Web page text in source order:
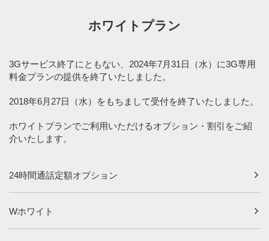
ホワイトプラン
3Gサービス終了にともない、2024年7月31日（水）に3G専用
料金プランの提供を終了いたしました。
2018年6月27日（水）をもちまして受付を終了いたしました。
ホワイトプランでご利用いただけるオプション・割引をご紹
介いたします。
24時間通話定額オプション
Wホワイト